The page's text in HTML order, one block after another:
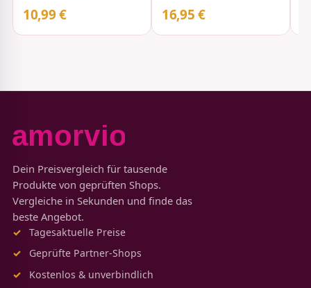
10,99 € 16,95 €
Dein Preisvergleich für tausende
Produkte von geprüften Shops.
Vergleiche in Sekunden und finde das
beste Angebot.
Tagesaktuelle Preise
Geprüfte Partner-Shops
Kostenlos & unverbindlich